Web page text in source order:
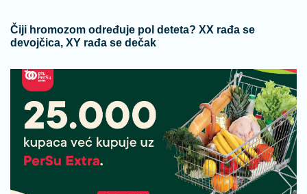
Čiji hromozom određuje pol deteta? XX rađa se
devojčica, XY rađa se dečak